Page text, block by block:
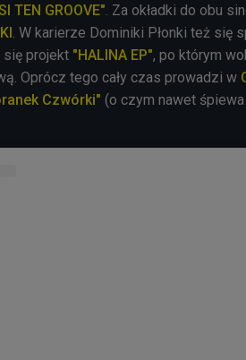
TEN GROOVE". Za okładki do obu
. W karierze Dominiki Płonki też się
się projekt "HALINA EP", po którym
Oprócz tego cały czas prowadzi w
Czwórki" (o czym nawet